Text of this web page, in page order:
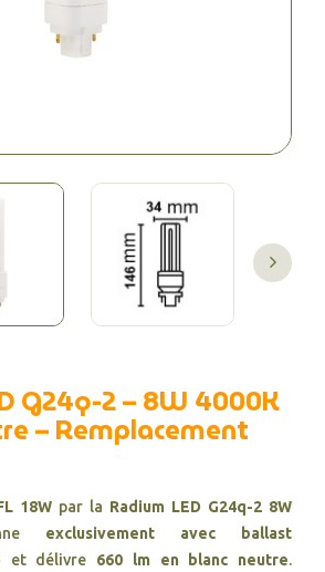
G24q-2 – 8W 4000K
– Remplacement
18W par la Radium LED G24q-2 8W
exclusivement avec ballast
et délivre 660 lm en blanc neutre.